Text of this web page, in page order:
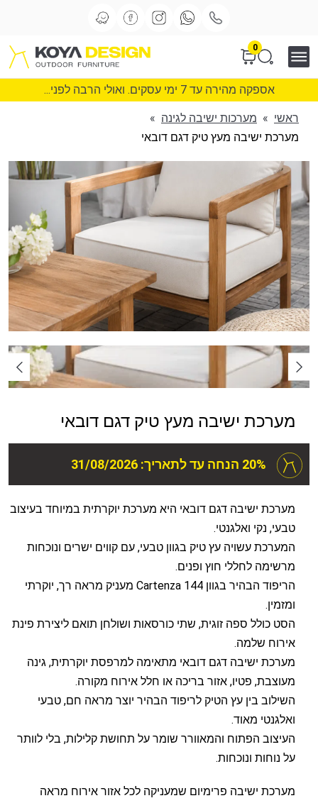
0
אספקה מהירה עד 7 ימי עסקים. ואולי הרבה לפני...
ראשי » מערכות ישיבה לגינה »
מערכת ישיבה מעץ טיק דגם דובאי
מערכת ישיבה מעץ טיק דגם דובאי
20% הנחה עד לתאריך: 31/08/2026
מערכת ישיבה דגם דובאי היא מערכת יוקרתית במיוחד בעיצוב
טבעי, נקי ואלגנטי.
המערכת עשויה עץ טיק בגוון טבעי, עם קווים ישרים ונוכחות
מרשימה לחללי חוץ ופנים.
הריפוד הבהיר בגוון Cartenza 144 מעניק מראה רך, יוקרתי
ומזמין.
הסט כולל ספה זוגית, שתי כורסאות ושולחן תואם ליצירת פינת
אירוח שלמה.
מערכת ישיבה דגם דובאי מתאימה למרפסת יוקרתית, גינה
מעוצבת, פטיו, אזור בריכה או חלל אירוח מקורה.
השילוב בין עץ הטיק לריפוד הבהיר יוצר מראה חם, טבעי
ואלגנטי מאוד.
העיצוב הפתוח והמאוורר שומר על תחושת קלילות, בלי לוותר
על נוחות ונוכחות.
מערכת ישיבה פרימיום שמעניקה לכל אזור אירוח מראה